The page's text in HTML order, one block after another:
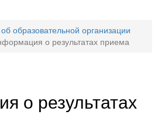
образовательной организации
о результатах приема
о результатах